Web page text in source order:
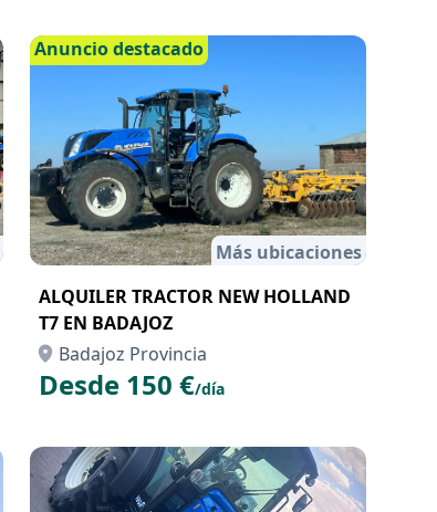
Anuncio destacado
Más ubicaciones
ALQUILER TRACTOR NEW HOLLAND
T7 EN BADAJOZ
Badajoz Provincia
Desde 150 €/día